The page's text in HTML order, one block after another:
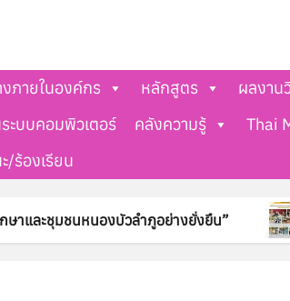
งภายในองค์กร หลักสูตร
ผลงาน
ะบบคอมพิวเตอร์ คลังความรู้
Thai
/ร้องเรียน
าและชุมชนหนองบัวลำภูอย่างยั่งยืน”